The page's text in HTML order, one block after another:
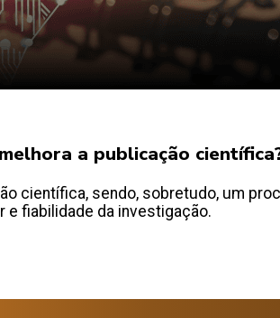
a publicação
científica, sendo, sobretudo, um
e fiabilidade da investigação.